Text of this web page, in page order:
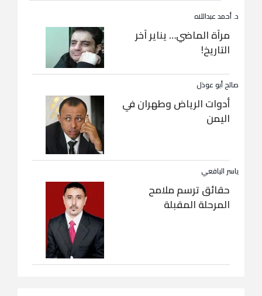
د. أحمد عبداللاه
مرآة الماضي… يناير آخر
التاريخ!
صالح أبو عوذل
أدوات الرياض وطهران في
اليمن
ياسر اليافعي
حقائق ترسم ملامح
المرحلة المقبلة